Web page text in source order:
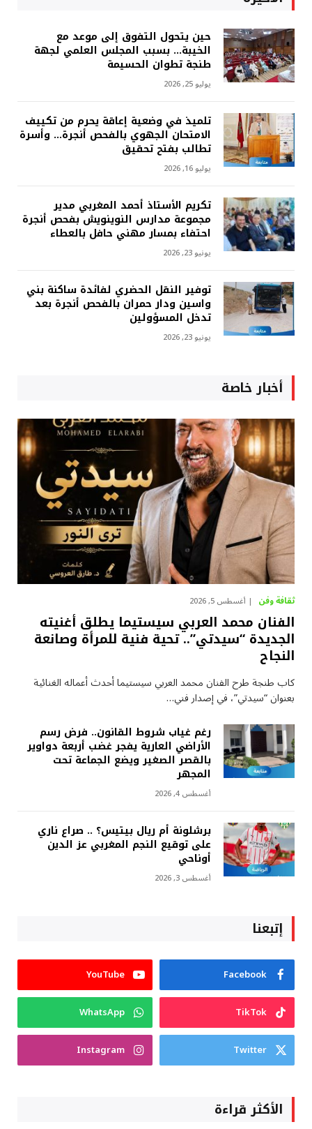
حين يتحول التفوق إلى موعد مع
الخيبة… بسبب المجلس العلمي لجهة
طنجة تطوان الحسيمة
يوليو 25, 2026
تلميذ في وضعية إعاقة يحرم من تكييف
الامتحان الجهوي بالفحص أنجرة… وأسرة
تطالب بفتح تحقيق
يوليو 16, 2026
تكريم الأستاذ أحمد المغربي مدير
مجموعة مدارس النوينويش بفحص أنجرة
احتفاء بمسار مهني حافل بالعطاء
يونيو 23, 2026
توفير النقل الحضري لفائدة ساكنة بني
واسين ودار حمران بالفحص أنجرة بعد
تدخل المسؤولين
يونيو 23, 2026
أخبار خاصة
ثقافة وفن أغسطس 5, 2026
الفنان محمد العربي سيستيما يطلق أغنيته
الجديدة “سيدتي”.. تحية فنية للمرأة وصانعة
النجاح
كاب طنجة طرح الفنان محمد العربي سيستيما أحدث أعماله الغنائية
بعنوان “سيدتي”، في إصدار فني…
رغم غياب شروط القانون.. فرض رسم
الأراضي العارية يفجر غضب أربعة دواوير
بالقصر الصغير ويضع الجماعة تحت
المجهر
أغسطس 4, 2026
برشلونة أم ريال بيتيس؟ .. صراع ناري
على توقيع النجم المغربي عز الدين
أوناحي
أغسطس 3, 2026
إتبعنا
Facebook
YouTube
TikTok
WhatsApp
Twitter
Instagram
الأكثر قراءة